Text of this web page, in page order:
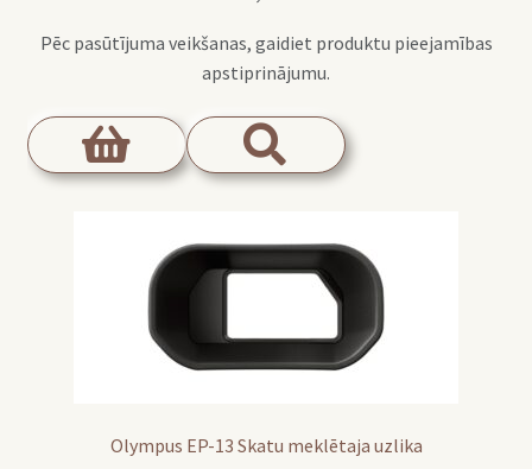
Pēc pasūtījuma veikšanas, gaidiet produktu pieejamības
apstiprinājumu.
Olympus EP-13 Skatu meklētaja uzlika